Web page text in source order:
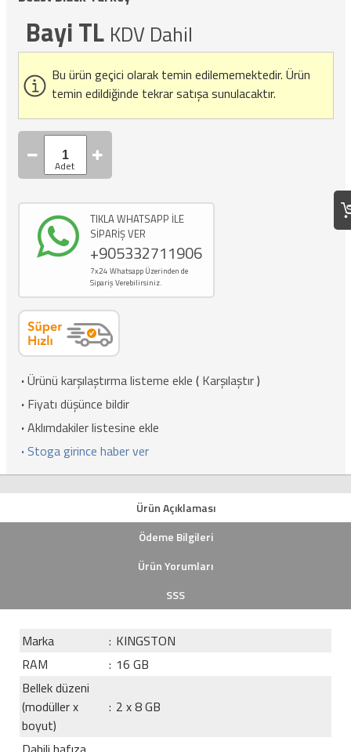
Bayi TL KDV Dahil
Bu ürün geçici olarak temin edilememektedir. Ürün
temin edildiğinde tekrar satışa sunulacaktır.
TIKLA WHATSAPP İLE
SİPARİŞ VER
+905332711906
7x24 Whatsapp Üzerinden de
Sipariş Verebilirsiniz.
·Ürünü karşılaştırma listeme ekle ( Karşılaştır)
· Fiyatı düşünce bildir
·Aklımdakiler listesine ekle
· Stoga girince haber ver
Ürün Açıklaması
Ödeme Bilgileri
Ürün Yorumları
SSS
Marka : KINGSTON
RAM
: 16 GB
Bellek düzeni
(modüller x
boyut)
: 2 x 8 GB